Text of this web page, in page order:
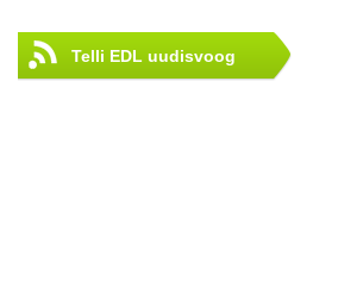
Telli EDL uudisvoog